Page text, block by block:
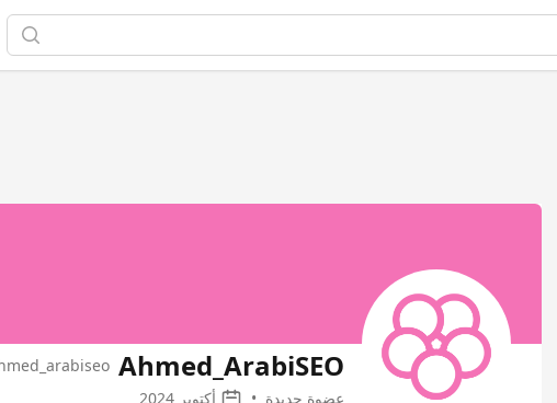
Ahmed_ArabiSEO
عضوة جديدة • أكتوبر 2024